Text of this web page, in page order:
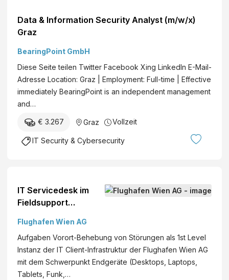
Data & Information Security Analyst (m/w/x)
Graz
BearingPoint GmbH
Diese Seite teilen Twitter Facebook Xing LinkedIn E-Mail-
Adresse Location: Graz | Employment: Full-time | Effective
immediately BearingPoint is an independent management
and…
€ 3.267 Graz Vollzeit
IT Security & Cybersecurity
IT Servicedesk im
Fieldsupport
(w/m/d)
Flughafen Wien AG
Aufgaben Vorort-Behebung von Störungen als 1st Level
Instanz der IT Client-Infrastruktur der Flughafen Wien AG
mit dem Schwerpunkt Endgeräte (Desktops, Laptops,
Tablets, Funk,…